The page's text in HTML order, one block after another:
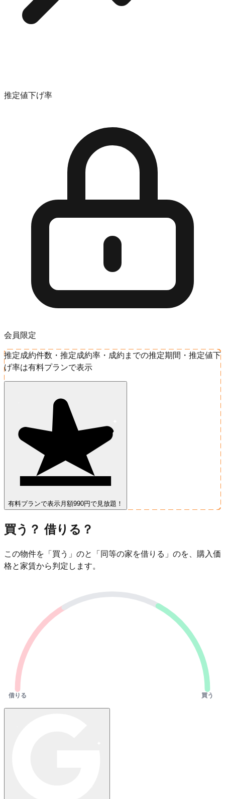
推定値下げ率
会員限定
推定成約件数・推定成約率・成約までの推定期間・推定値下
げ率は有料プランで表示
有料プランで表示 月額990円で見放題！
買う？ 借りる？
この物件を「買う」のと「同等の家を借りる」のを、購入価
格と家賃から判定します。
借りる 買う